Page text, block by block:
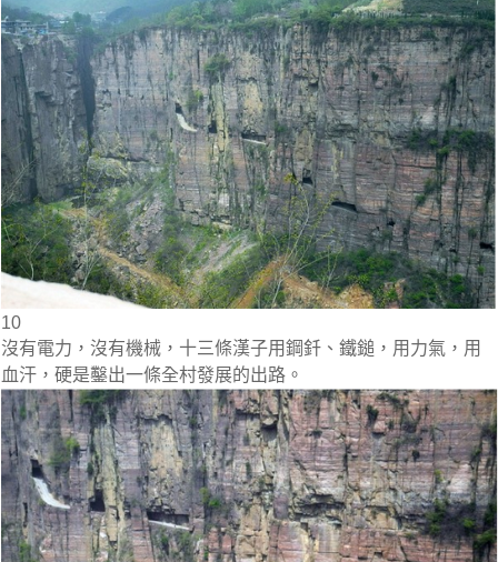
10
沒有電力，沒有機械，十三條漢子用鋼釺、鐵鎚，用力氣，用
血汗，硬是鑿出一條全村發展的出路。